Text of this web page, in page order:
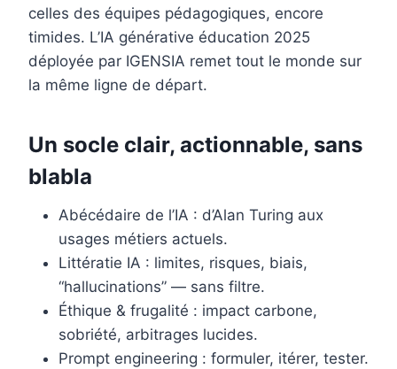
celles des équipes pédagogiques, encore
timides. L’IA générative éducation 2025
déployée par IGENSIA remet tout le monde sur
la même ligne de départ.
Un socle clair, actionnable, sans
blabla
Abécédaire de l’IA : d’Alan Turing aux
usages métiers actuels.
Littératie IA : limites, risques, biais,
“hallucinations” — sans filtre.
Éthique & frugalité : impact carbone,
sobriété, arbitrages lucides.
Prompt engineering : formuler, itérer, tester.